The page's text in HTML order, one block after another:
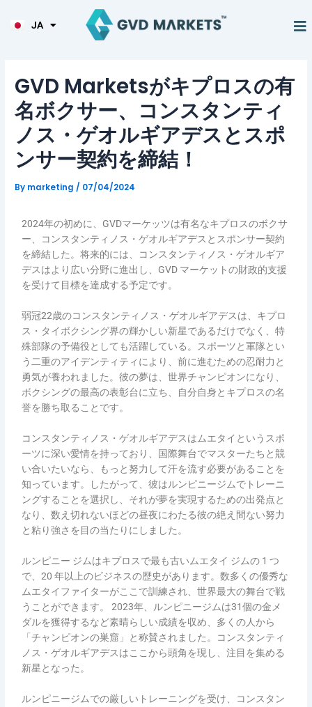
JA
HI
GVD Marketsがキプロスの有
名ボクサー、コンスタンティ
ノス・ゲオルギアデスとスポ
ンサー契約を締結！
By marketing / 07/04/2024
2024年の初めに、GVDマーケッツは有名なキプロスのボクサ
ー、コンスタンティノス・ゲオルギアデスとスポンサー契約
を締結した。将来的には、コンスタンティノス・ゲオルギア
デスはより広い分野に進出し、GVD マーケットの財政的支援
を受けて目標を達成する予定です。
弱冠22歳のコンスタンティノス・ゲオルギアデスは、キプロ
ス・タイボクシング界の輝かしい新星であるだけでなく、特
殊部隊の予備役としても活躍している。スポーツと軍隊とい
う二重のアイデンティティにより、前に進むための忍耐力と
勇気が養われました。彼の夢は、世界チャンピオンになり、
ボクシングの最高の表彰台に立ち、自分自身とキプロスの名
誉を勝ち取ることです。
コンスタンティノス・ゲオルギアデスはムエタイというスポ
ーツに深い愛情を持っており、国際舞台でマスターたちと競
い合いたいなら、もっと努力して汗を流す必要があることを
知っています。したがって、彼はルンピニージムでトレーニ
ングすることを選択し、それが夢を実現するための出発点と
なり、数え切れないほどの昼夜にわたる彼の絶え間ない努力
と粘り強さを目の当たりにしました。
ルンピニー ジムはキプロスで最も古いムエタイ ジムの 1 つ
で、20 年以上のビジネスの歴史があります。数多くの優秀な
ムエタイファイターがここで訓練され、世界最大の舞台で戦
うことができます。 2023年、ルンピニージムは31個の金メ
ダルを獲得するなど素晴らしい成績を収め、多くの人から
「チャンピオンの巣窟」と称賛されました。コンスタンティ
ノス・ゲオルギアデスはここから頭角を現し、注目を集める
新星となった。
ルンピニージムでの厳しいトレーニングを受け、コンスタン
navigation